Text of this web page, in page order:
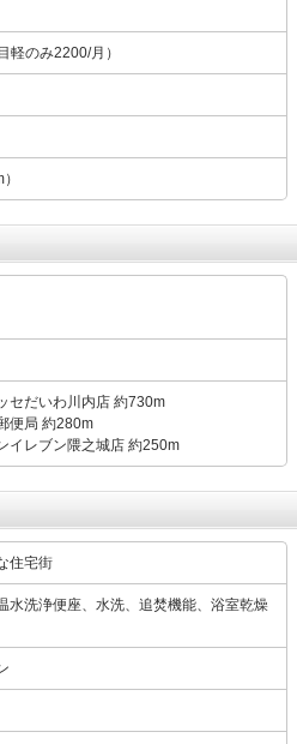
軽のみ2200/月）
セだいわ川内店 約730m
便局 約280m
イレブン隈之城店 約250m
住宅街
水洗浄便座、水洗、追焚機能、浴室乾燥